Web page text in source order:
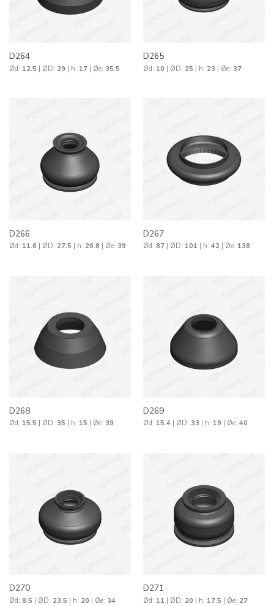
D264
Ød: 12.5 | ØD: 29 | h: 17| Øe: 35.5
D265
Ød: 10 | ØD: 25 | h: 23 | Øe: 37
D266
Ød: 11.6 | ØD: 27.5 | h: 26.8 | Øe: 39
D267
Ød: 87| ØD: 101 | h: 42| Øe: 138
D268
Ød: 15.5 | ØD: 35 | h: 15 | Øe: 39
D269
Ød: 15.4| ØD: 33 | h: 19 | Øe: 40
D270
Ød: 8.5 | ØD: 23.5 | h: 20 | Øe: 34
D271
Ød: 11 | ØD: 20 | h: 17.5 | Øe: 27